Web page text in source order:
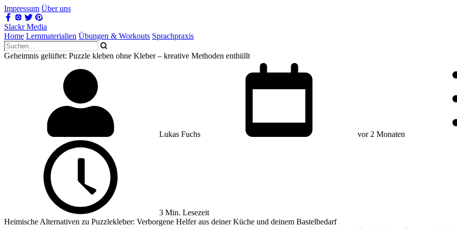
Impressum Über uns
Slackr Media
Home Lernmaterialien Übungen & Workouts Sprachpraxis
Geheimnis gelüftet: Puzzle kleben ohne Kleber – kreative Methoden enthüllt
Lukas Fuchs vor 2 Monaten
3 Min. Lesezeit
Heimische Alternativen zu Puzzlekleber: Verborgene Helfer aus deiner Küche und deinem Bastelbedarf